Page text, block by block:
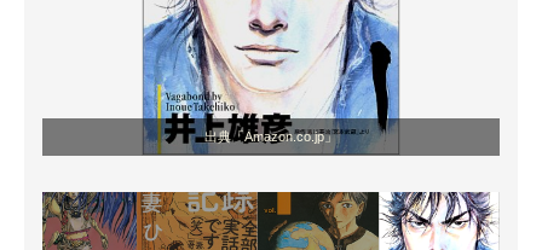
出典「Amazon.co.jp」